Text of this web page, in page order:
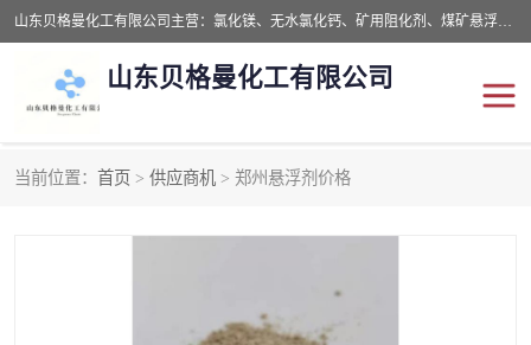
山东贝格曼化工有限公司主营：氯化镁、无水氯化钙、矿用阻化剂、煤矿悬浮剂、道路抑尘剂、氢氧化镁，防灭火剂等，公司位于山东省潍坊市滨海经济开发区,是专业从事对各种精细化工集研究、开发、制造于一体的现代化大型跨境化工企业，公司本着诚信经营、给每一位客户提供专业服务。
山东贝格曼化工有限公司
当前位置： 首页 > 供应商机 > 郑州悬浮剂价格
抑尘剂